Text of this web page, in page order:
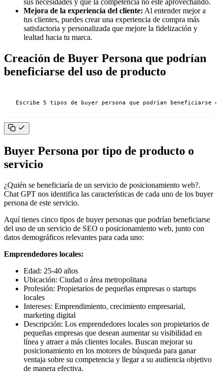
Mejora de la experiencia del cliente: Al entender mejor a
tus clientes, puedes crear una experiencia de compra más
satisfactoria y personalizada que mejore la fidelización y
lealtad hacia tu marca.
Creación de Buyer Persona que podrían
beneficiarse del uso de producto
Escribe 5 tipos de buyer persona que podrían beneficiarse
Buyer Persona por tipo de producto o
servicio
¿Quién se beneficiaría de un servicio de posicionamiento web?.
Chat GPT nos identifica las características de cada uno de los buyer
persona de este servicio.
Aquí tienes cinco tipos de buyer personas que podrían beneficiarse
del uso de un servicio de SEO o posicionamiento web, junto con
datos demográficos relevantes para cada uno:
Emprendedores locales:
Edad: 25-40 años
Ubicación: Ciudad o área metropolitana
Profesión: Propietarios de pequeñas empresas o startups
locales
Intereses: Emprendimiento, crecimiento empresarial,
marketing digital
Descripción: Los emprendedores locales son propietarios de
pequeñas empresas que desean aumentar su visibilidad en
línea y atraer a más clientes locales. Buscan mejorar su
posicionamiento en los motores de búsqueda para ganar
ventaja sobre su competencia y llegar a su audiencia objetivo
de manera efectiva.